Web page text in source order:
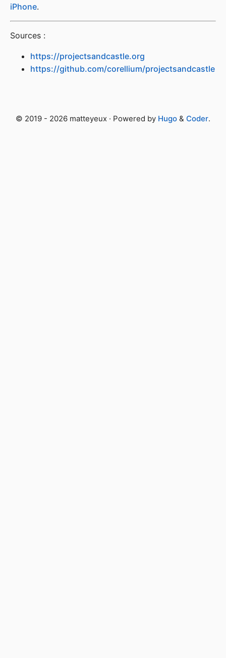
iPhone.
Sources :
https://projectsandcastle.org
https://github.com/corellium/projectsandcastle
© 2019 - 2026 matteyeux · Powered by Hugo & Coder.